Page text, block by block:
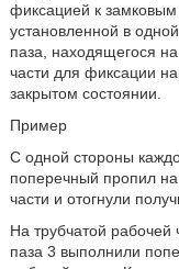
фиксацией к
установленной в
паза, находящегося
части для фиксации
закрытом состоянии.
Пример
С одной стороны
поперечный пропил на
части и отогнули
На трубчатой
паза 3 выполнили